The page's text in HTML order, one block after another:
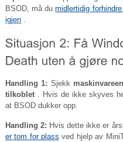
BSOD, må dumidlertidig
igjen.
Handling 1: Sjekk
tilkoblet. Hvis de ikke skyves
at BSOD dukker opp.
Handling 2: Hvis dette ikke er
er tom for plass ved hjelp av